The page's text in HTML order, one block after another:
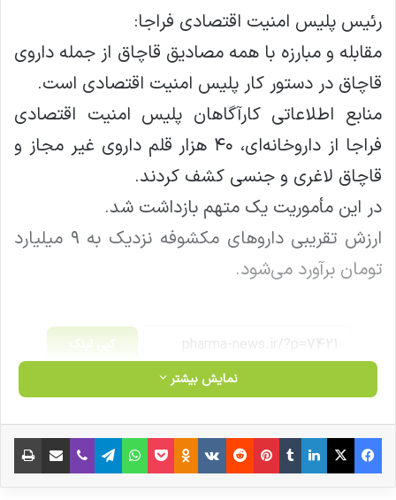
رئیس پلیس امنیت اقتصادی فراجا:
مقابله و مبارزه با همه مصادیق قاچاق از جمله داروی
قاچاق در دستور کار پلیس امنیت اقتصادی است.
منابع اطلاعاتی کارآگاهان پلیس امنیت اقتصادی
فراجا از داروخانه‌ای، ۴۰ هزار قلم داروی غیر مجاز و
قاچاق لاغری و جنسی کشف کردند.
در این مأموریت یک متهم بازداشت شد.
ارزش تقریبی دارو‌های مکشوفه نزدیک به ۹ میلیارد
تومان برآورد می‌شود.
کپی لینک
نمایش بیشتر
فیس بوک X لینکدین ‫تامبلر ‫پین‌ترست ‫رددیت ‫VKontakte
‫Odnoklassniki پاکت واتس آپ تلگرام وایبر اشتراک گذاری از طریق ایمیل